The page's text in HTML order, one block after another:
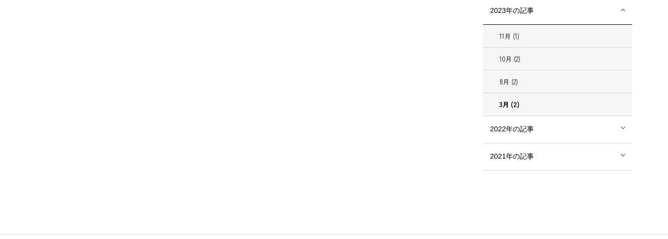
2023年の記事
11月 (1)
10月 (2)
8月 (2)
3月 (2)
2022年の記事
2021年の記事